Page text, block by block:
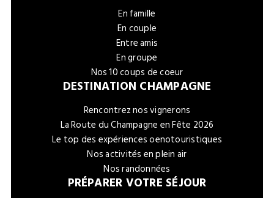
En famille
En couple
Entre amis
En groupe
Nos 10 coups de coeur
DESTINATION CHAMPAGNE
Rencontrez nos vignerons
La Route du Champagne en Fête 2026
Le top des expériences oenotouristiques
Nos activités en plein air
Nos randonnées
PRÉPARER VOTRE SÉJOUR